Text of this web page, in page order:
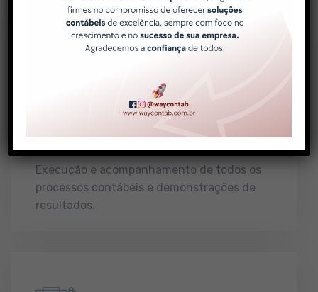
Contábil
Execução e acompanhamento de todos os
processos contábeis e demonstrações de
resultados.